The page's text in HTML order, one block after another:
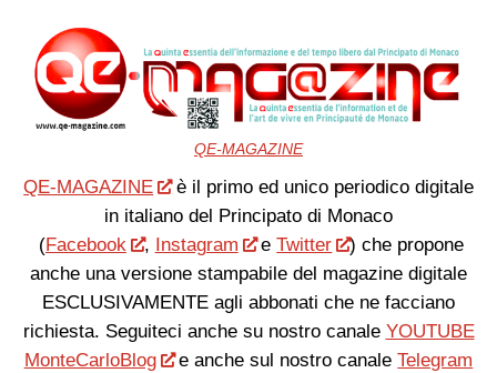
QE-MAGAZINE
QE-MAGAZINE
è il primo ed unico periodico digitale
in italiano del Principato di Monaco
(Facebook , Instagram eTwitter
) che propone
anche una versione stampabile del magazine digitale
ESCLUSIVAMENTE agli abbonati che ne facciano
richiesta. Seguiteci anche su nostro canale YOUTUBE
MonteCarloBlog
e anche sul nostro canaleTelegram